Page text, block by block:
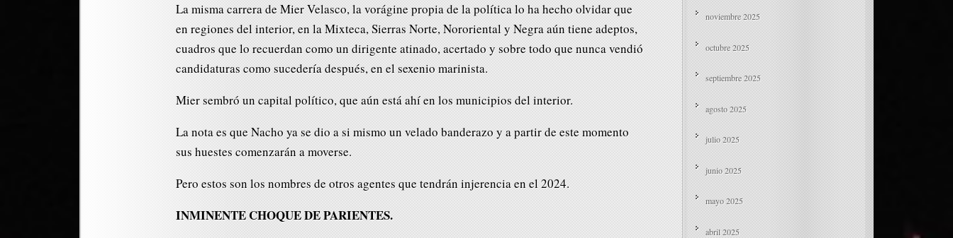
La misma carrera de Mier Velasco, la vorágine propia de la política lo ha hecho olvidar que
en regiones del interior, en la Mixteca, Sierras Norte, Nororiental y Negra aún tiene adeptos,
cuadros que lo recuerdan como un dirigente atinado, acertado y sobre todo que nunca vendió
candidaturas como sucedería después, en el sexenio marinista.
Mier sembró un capital político, que aún está ahí en los municipios del interior.
La nota es que Nacho ya se dio a si mismo un velado banderazo y a partir de este momento
sus huestes comenzarán a moverse.
Pero estos son los nombres de otros agentes que tendrán injerencia en el 2024.
INMINENTE CHOQUE DE PARIENTES.
noviembre 2025
octubre 2025
septiembre 2025
agosto 2025
julio 2025
junio 2025
mayo 2025
abril 2025